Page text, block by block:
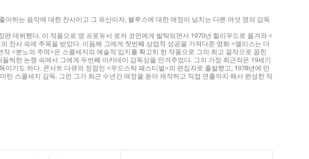
하는 음악에 대한 찬사이고 그 유산이자, 블루스에 대한 애정이 넘치는 다른 여섯 명의 감독
데뷔했다. 이 작품으로 명 프로듀서 로저 코먼에게 발탁되면서 1970년 할리우드로 옮겨와 <
찬사 속에 주목을 받았다. 이듬해 그에게 첫번째 상업적 성공을 가져다준 영화 <앨리스는 더
<분노의 주먹>은 스콜세지의 예술적 입지를 확고히 한 작품으로 그의 최고 걸작으로 꼽힌
썩한 논쟁 속에서 그에게 두번째 아카데미 감독상을 안겨주었다. 그의 가장 최근작은 19세기
기도 하다. 콘서트 다큐의 정점인 <우드스탁 페스티벌>의 편집자로 출발했고, 1978년에 만
스콜세지 감독. 그런 그가 최근 수년간 애정을 쏟아 제작하고 직접 연출까지 해서 완성한 작